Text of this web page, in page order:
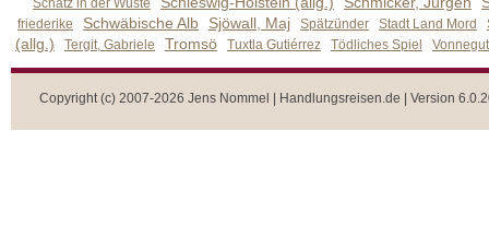
Schatz in der Wüste
friederike Schwäbische Alb Sjöwall, Maj Spätzünder Stadt Land Mord
(allg.) Tergit, Gabriele Tromsö Tuxtla Gutiérrez Tödliches Spiel
Copyright (c) 2007-2026 Jens Nommel | Handlungsreisen.de | Version